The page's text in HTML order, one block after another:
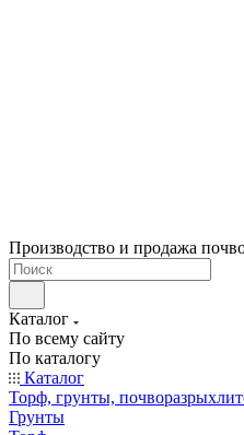
Производство и продажа
Каталог
По всему сайту
По каталогу
Каталог
Торф, грунты,
Грунты